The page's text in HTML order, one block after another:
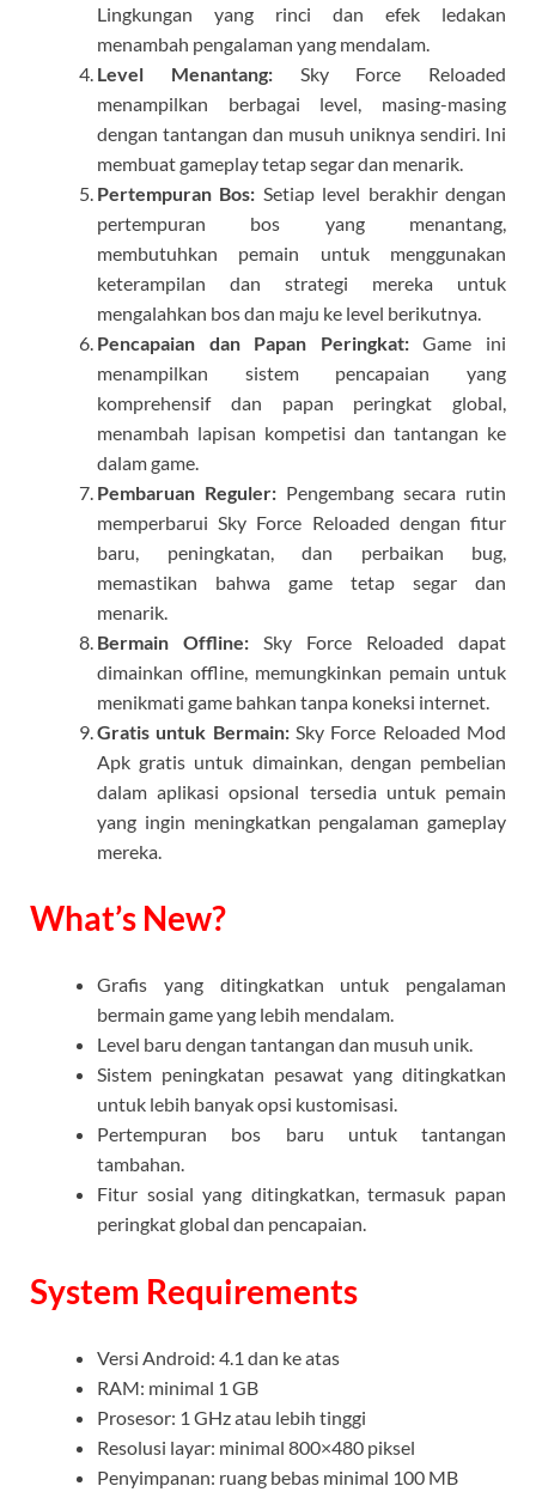
Lingkungan yang rinci dan efek ledakan
menambah pengalaman yang mendalam.
Level Menantang:Sky Force Reloaded
menampilkan berbagai level, masing-masing
dengan tantangan dan musuh uniknya sendiri. Ini
membuat gameplay tetap segar dan menarik.
Pertempuran Bos: Setiap level berakhir dengan
pertempuran bos yang menantang,
membutuhkan pemain untuk menggunakan
keterampilan dan strategi mereka untuk
mengalahkan bos dan maju ke level berikutnya.
Pencapaian dan Papan Peringkat:Game ini
menampilkan sistem pencapaian yang
komprehensif dan papan peringkat global,
menambah lapisan kompetisi dan tantangan ke
dalam game.
Pembaruan Reguler: Pengembang secara rutin
memperbarui Sky Force Reloaded dengan fitur
baru, peningkatan, dan perbaikan bug,
memastikan bahwa game tetap segar dan
menarik.
Bermain Offline: Sky Force Reloaded dapat
dimainkan offline, memungkinkan pemain untuk
menikmati game bahkan tanpa koneksi internet.
Gratis untuk Bermain:Sky Force Reloaded Mod
Apk gratis untuk dimainkan, dengan pembelian
dalam aplikasi opsional tersedia untuk pemain
yang ingin meningkatkan pengalaman gameplay
mereka.
What’s New?
Grafis yang ditingkatkan untuk pengalaman
bermain game yang lebih mendalam.
Level baru dengan tantangan dan musuh unik.
Sistem peningkatan pesawat yang ditingkatkan
untuk lebih banyak opsi kustomisasi.
Pertempuran bos baru untuk tantangan
tambahan.
Fitur sosial yang ditingkatkan, termasuk papan
peringkat global dan pencapaian.
System Requirements
Versi Android: 4.1 dan ke atas
RAM: minimal 1 GB
Prosesor: 1 GHz atau lebih tinggi
Resolusi layar: minimal 800×480 piksel
Penyimpanan: ruang bebas minimal 100 MB